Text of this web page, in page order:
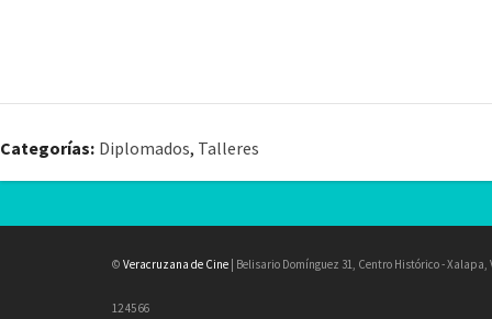
Categorías: Diplomados, Talleres
© Veracruzana de Cine | Belisario Domínguez 31, Centro Histórico - Xalapa,
12 45 66